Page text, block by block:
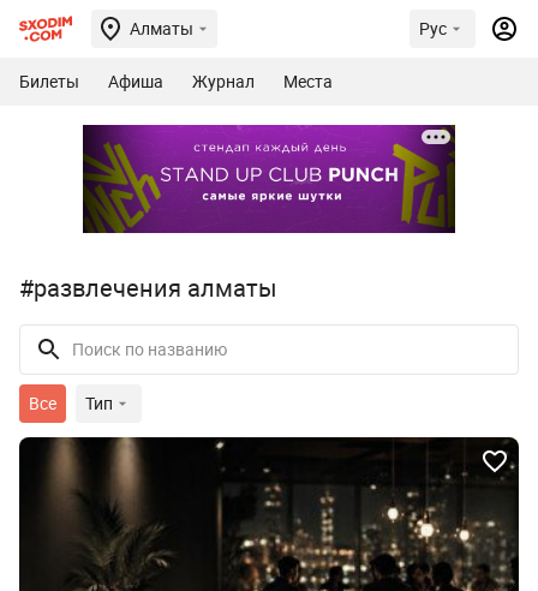
Алматы Рус
Билеты Афиша Журнал Места
#развлечения алматы
Все Тип